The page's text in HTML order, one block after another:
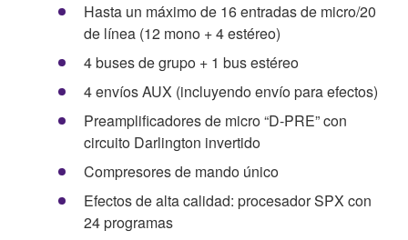
Hasta un máximo de 16 entradas de micro/20
de línea (12 mono + 4 estéreo)
4 buses de grupo + 1 bus estéreo
4 envíos AUX (incluyendo envío para efectos)
Preamplificadores de micro “D-PRE” con
circuito Darlington invertido
Compresores de mando único
Efectos de alta calidad: procesador SPX con
24 programas